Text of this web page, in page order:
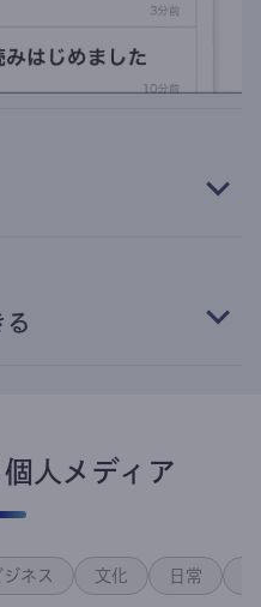
人メディア
ジネス 文化 日常